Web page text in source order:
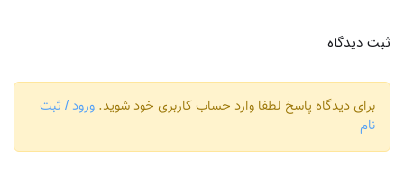
ثبت دیدگاه
برای دیدگاه پاسخ لطفا وارد حساب کاربری خود شوید. ورود / ثبت
نام